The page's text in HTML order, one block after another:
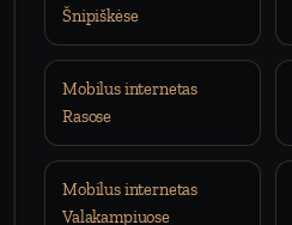
Šnipiškėse
Mobilus internetas
Rasose
Mobilus internetas
Valakampiuose